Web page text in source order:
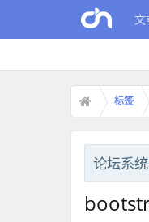
文
标签
论坛系